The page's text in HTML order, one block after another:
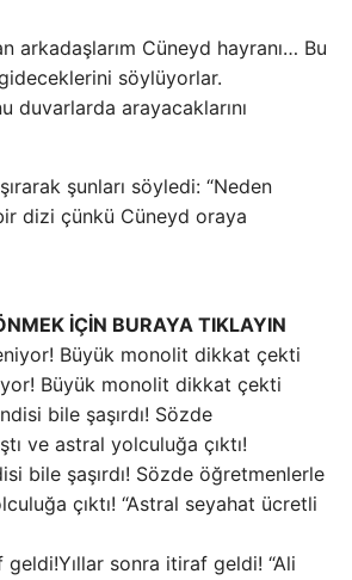
arkadaşlarım Cüneyd hayranı… Bu
söylüyorlar.
duvarlarda arayacaklarını
şunları söyledi: “Neden
dizi çünkü Cüneyd oraya
İÇİN BURAYA TIKLAYIN
Büyük monolit dikkat çekti
bile şaşırdı! Sözde öğretmenlerle
çıktı! “Astral seyahat ücretli
Yıllar sonra itiraf geldi! “Ali